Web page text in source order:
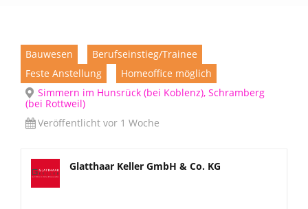
Bauwesen
Berufseinstieg/Trainee
Feste Anstellung
Homeoffice möglich
Simmern im Hunsrück (bei Koblenz), Schramberg
(bei Rottweil)
Veröffentlicht vor 1 Woche
Glatthaar Keller GmbH & Co. KG